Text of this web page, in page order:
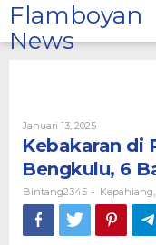
Lewati
ke
konten
Flamboyan
News
Januari 13, 2025Oleh
Kebakaran di
Bengkulu, 6
Bintang2345 - Kepahiang